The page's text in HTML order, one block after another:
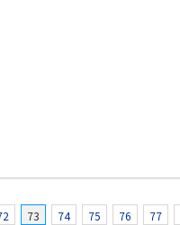
73 74 75 76 77